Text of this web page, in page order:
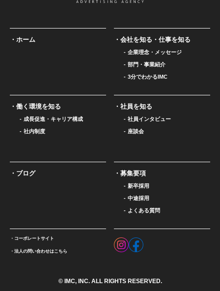
ホーム 会社を知る・仕事を知る
企業理念・メッセージ
部門・事業紹介
3分でわかるIMC
働く環境を知る
成長促進・キャリア構成
社内制度
社員を知る
社員インタビュー
座談会
ブログ 募集要項
新卒採用
中途採用
よくある質問
コーポレートサイト
法人の問い合わせはこちら
© IMC, INC. ALL RIGHTS RESERVED.